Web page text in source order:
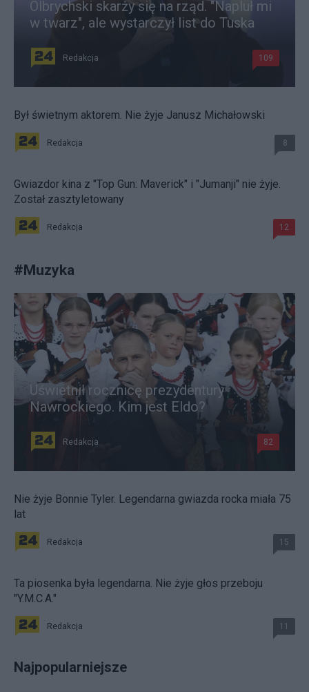
Olbrychski skarży się na rząd. "Napluł mi
w twarz", ale wystarczył list do Tuska
Redakcja 109
Był świetnym aktorem. Nie żyje Janusz Michałowski
Redakcja 8
Gwiazdor kina z "Top Gun: Maverick" i "Jumanji" nie żyje.
Został zasztyletowany
Redakcja 12
#Muzyka
Uświetnił rocznicę prezydentury
Nawrockiego. Kim jest Eldo?
Redakcja 82
Nie żyje Bonnie Tyler. Legendarna gwiazda rocka miała 75
lat
Redakcja 15
Ta piosenka była legendarna. Nie żyje głos przeboju
"Y.M.C.A."
Redakcja 11
Najpopularniejsze